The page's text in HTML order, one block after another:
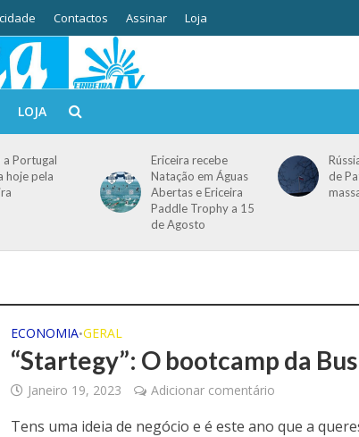
Contactos Assinar Loja
LOJA
a Portugal
hoje pela
Ericeira recebe
Natação em Águas
Abertas e Ericeira
Paddle Trophy a 15
de Agosto
de
ECONOMIA•GERAL
“Startegy”: O bootcamp da
Janeiro 19, 2023 Adicionar comentário
Tens uma ideia de negócio e é este ano que a